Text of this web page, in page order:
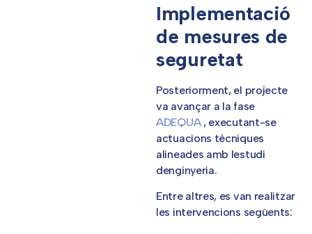
Implementació
de mesures de
seguretat
Posteriorment, el projecte
va avançar a la fase
ADEQUA, executant-se
actuacions tècniques
alineades amb lestudi
denginyeria.
Entre altres, es van realitzar
les intervencions següents: